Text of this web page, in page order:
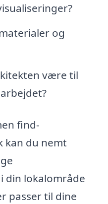
og
være til
find-
kan du nemt
din lokalområde
passer til dine